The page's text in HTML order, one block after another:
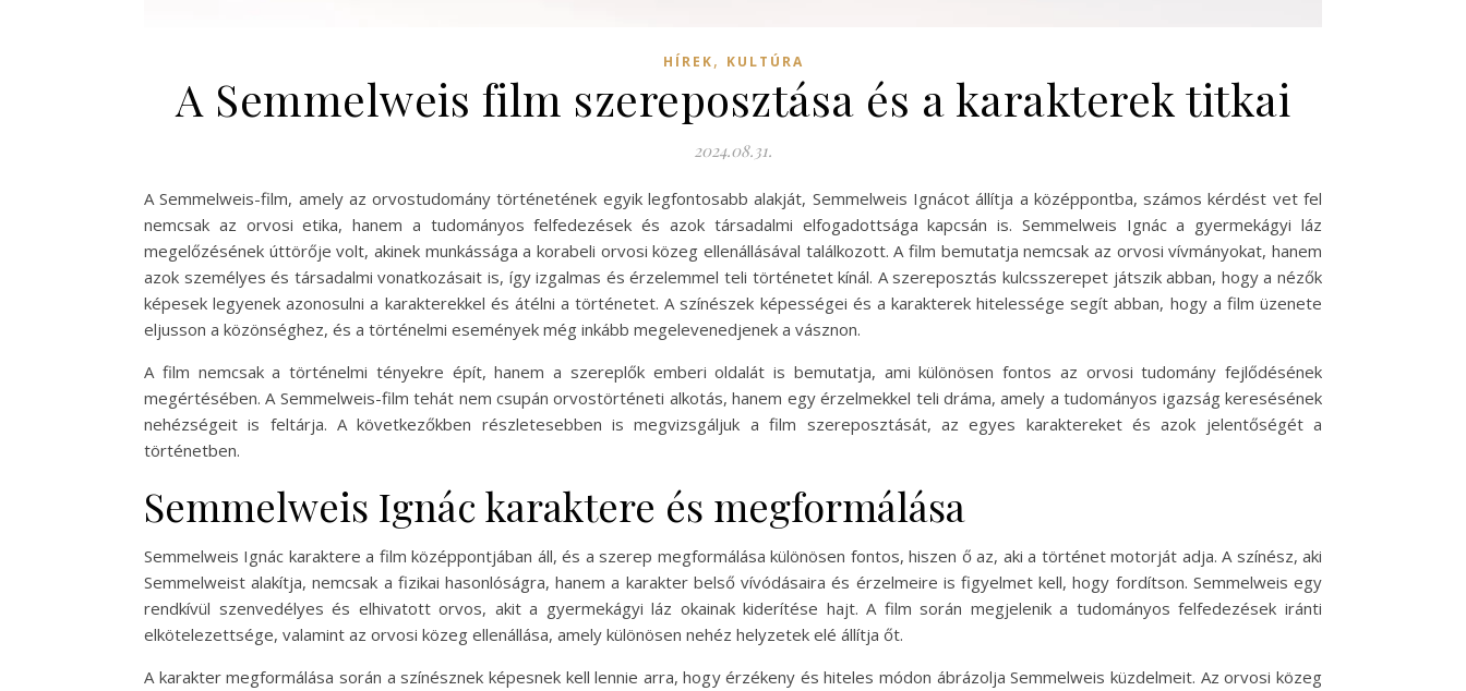
HÍREK, KULTÚRA
A Semmelweis film szereposztása és a karakterek titkai
2024.08.31.
A Semmelweis-film, amely az orvostudomány történetének egyik legfontosabb alakját, Semmelweis Ignácot állítja a középpontba, számos kérdést vet fel
nemcsak az orvosi etika, hanem a tudományos felfedezések és azok társadalmi elfogadottsága kapcsán is. Semmelweis Ignác a gyermekágyi láz
megelőzésének úttörője volt, akinek munkássága a korabeli orvosi közeg ellenállásával találkozott. A film bemutatja nemcsak az orvosi vívmányokat, hanem
azok személyes és társadalmi vonatkozásait is, így izgalmas és érzelemmel teli történetet kínál. A szereposztás kulcsszerepet játszik abban, hogy a nézők
képesek legyenek azonosulni a karakterekkel és átélni a történetet. A színészek képességei és a karakterek hitelessége segít abban, hogy a film üzenete
eljusson a közönséghez, és a történelmi események még inkább megelevenedjenek a vásznon.
A film nemcsak a történelmi tényekre épít, hanem a szereplők emberi oldalát is bemutatja, ami különösen fontos az orvosi tudomány fejlődésének
megértésében. A Semmelweis-film tehát nem csupán orvostörténeti alkotás, hanem egy érzelmekkel teli dráma, amely a tudományos igazság keresésének
nehézségeit is feltárja. A következőkben részletesebben is megvizsgáljuk a film szereposztását, az egyes karaktereket és azok jelentőségét a
történetben.
Semmelweis Ignác karaktere és megformálása
Semmelweis Ignác karaktere a film középpontjában áll, és a szerep megformálása különösen fontos, hiszen ő az, aki a történet motorját adja. A színész, aki
Semmelweist alakítja, nemcsak a fizikai hasonlóságra, hanem a karakter belső vívódásaira és érzelmeire is figyelmet kell, hogy fordítson. Semmelweis egy
rendkívül szenvedélyes és elhivatott orvos, akit a gyermekágyi láz okainak kiderítése hajt. A film során megjelenik a tudományos felfedezések iránti
elkötelezettsége, valamint az orvosi közeg ellenállása, amely különösen nehéz helyzetek elé állítja őt.
A karakter megformálása során a színésznek képesnek kell lennie arra, hogy érzékeny és hiteles módon ábrázolja Semmelweis küzdelmeit. Az orvosi közeg